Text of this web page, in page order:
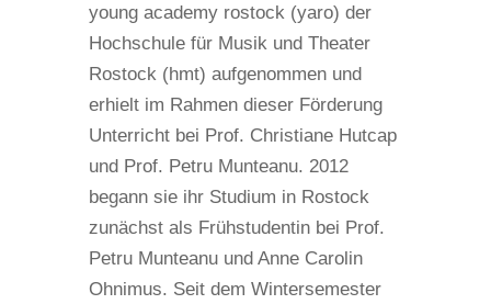
young academy rostock (yaro) der
Hochschule für Musik und Theater
Rostock (hmt) aufgenommen und
erhielt im Rahmen dieser Förderung
Unterricht bei Prof. Christiane Hutcap
und Prof. Petru Munteanu. 2012
begann sie ihr Studium in Rostock
zunächst als Frühstudentin bei Prof.
Petru Munteanu und Anne Carolin
Ohnimus. Seit dem Wintersemester